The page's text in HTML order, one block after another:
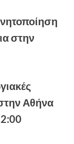
στην
Αθήνα